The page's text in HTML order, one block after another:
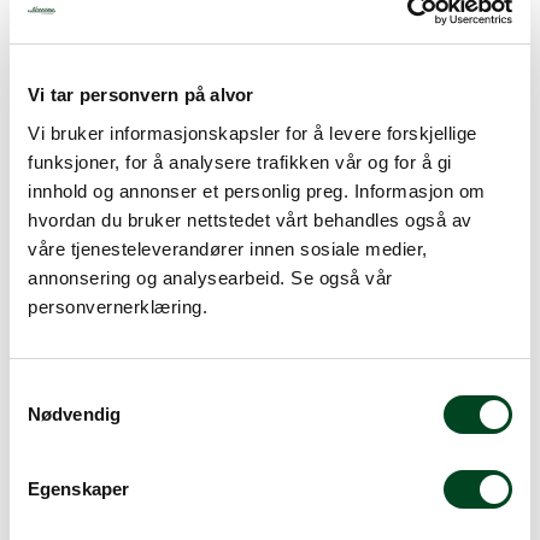
Vi tar personvern på alvor
Vi bruker informasjonskapsler for å levere forskjellige
funksjoner, for å analysere trafikken vår og for å gi
innhold og annonser et personlig preg. Informasjon om
hvordan du bruker nettstedet vårt behandles også av
våre tjenesteleverandører innen sosiale medier,
annonsering og analysearbeid. Se også vår
personvernerklæring.
Nødvendig
Egenskaper
SDX THERMOBOX E90 6
GN1/1 160mm hjul
Engrepshåndtak
Gi meg et tilbud
SDX THERMOBOX EE120
4+4 GN1/1 160mm hjul
Gi meg et tilbud